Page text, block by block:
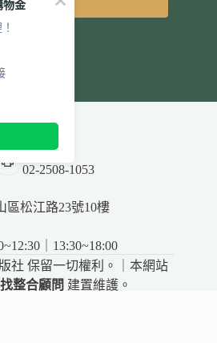
傳真：
02-2508-1053
區松江路23號10樓
｜13:30~18:00
社 保留一切權利。｜本網站
整合顧問 建置維護。
物金